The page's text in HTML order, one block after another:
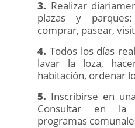
3. Realizar
plazas y
comprar, pasear,
4. Todos los días
lavar la loza,
habitación, ordenar
5. Inscribirse en
Consultar en la
programas